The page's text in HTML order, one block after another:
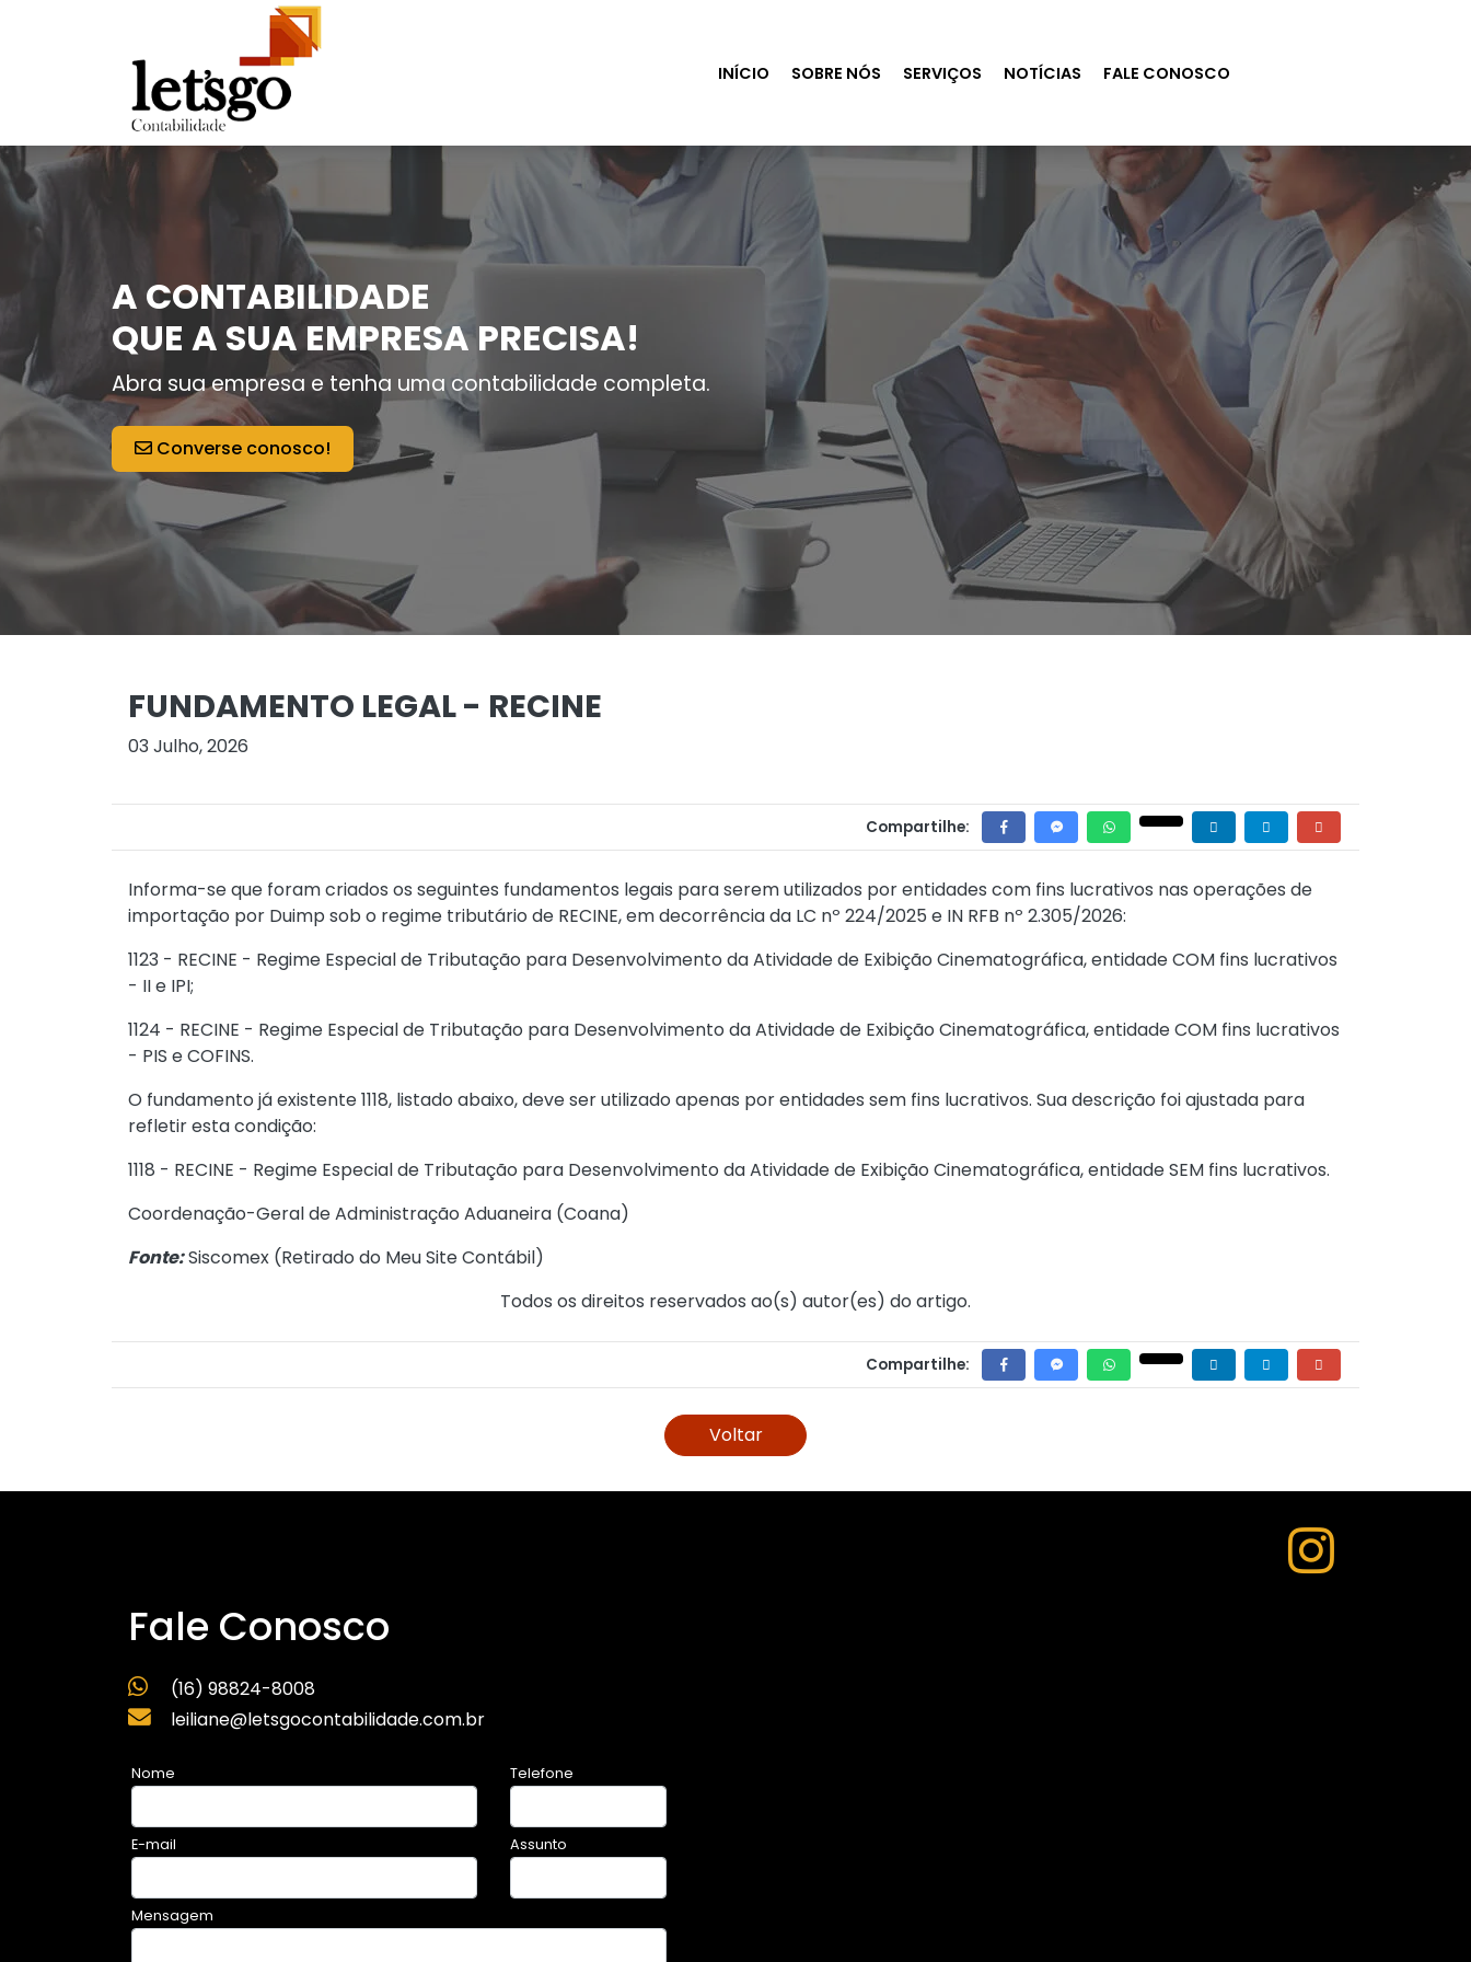
INÍCIO SOBRE NÓS SERVIÇOS NOTÍCIAS FALE CONOSCO
A CONTABILIDADE
QUE A SUA EMPRESA PRECISA!
Abra sua empresa e tenha uma contabilidade completa.
Converse conosco!
FUNDAMENTO LEGAL - RECINE
03 Julho, 2026
Compartilhe:
Informa-se que foram criados os seguintes fundamentos legais para serem utilizados por entidades com fins lucrativos nas operações de
importação por Duimp sob o regime tributário de RECINE, em decorrência da LC nº 224/2025 e IN RFB nº 2.305/2026:
1123 - RECINE - Regime Especial de Tributação para Desenvolvimento da Atividade de Exibição Cinematográfica, entidade COM fins lucrativos
- II e IPI;
1124 - RECINE - Regime Especial de Tributação para Desenvolvimento da Atividade de Exibição Cinematográfica, entidade COM fins lucrativos
- PIS e COFINS.
O fundamento já existente 1118, listado abaixo, deve ser utilizado apenas por entidades sem fins lucrativos. Sua descrição foi ajustada para
refletir esta condição:
1118 - RECINE - Regime Especial de Tributação para Desenvolvimento da Atividade de Exibição Cinematográfica, entidade SEM fins lucrativos.
Coordenação-Geral de Administração Aduaneira (Coana)
Fonte:Siscomex (Retirado do Meu Site Contábil)
Todos os direitos reservados ao(s) autor(es) do artigo.
Compartilhe:
Voltar
Fale Conosco
(16) 98824-8008
leiliane@letsgocontabilidade.com.br
Nome Telefone
E-mail Assunto
Mensagem